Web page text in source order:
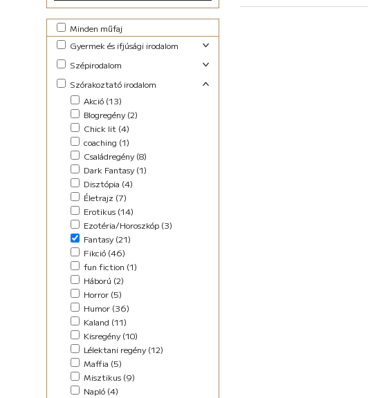
Minden műfaj
Gyermek és ifjúsági irodalom
Foglalkoztató (29)
Ifjúsági (Young Adult) (48)
Lányregény (7)
Mese (141)
New Adult (9)
Novella (4)
Vers (27)
Szépirodalom
Családregény (3)
Novella (10)
Regény (13)
Szociodráma (2)
Vers (36)
Szórakoztató irodalom
Akció (13)
Blogregény (2)
Chick lit (4)
coaching (1)
Családregény (8)
Dark Fantasy (1)
Disztópia (4)
Életrajz (7)
Erotikus (14)
Ezotéria/Horoszkóp (3)
Fantasy (21)
Fikció (46)
fun fiction (1)
Háború (2)
Horror (5)
Humor (36)
Kaland (11)
Kisregény (10)
Lélektani regény (12)
Maffia (5)
Misztikus (9)
Napló (4)